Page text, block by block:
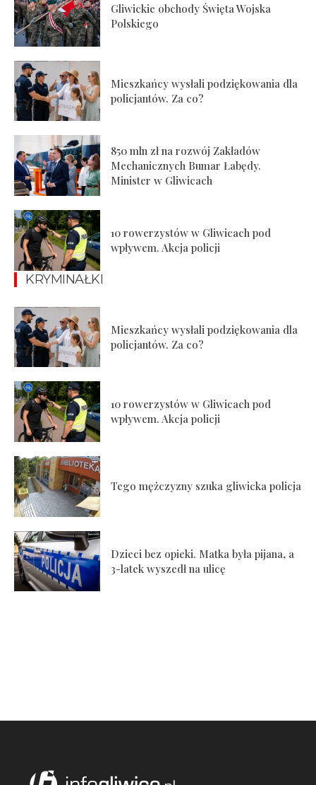
Gliwickie obchody Święta Wojska
Polskiego
Mieszkańcy wysłali podziękowania dla
policjantów. Za co?
850 mln zł na rozwój Zakładów
Mechanicznych Bumar Łabędy.
Minister w Gliwicach
10 rowerzystów w Gliwicach pod
wpływem. Akcja policji
KRYMINAŁKI
Mieszkańcy wysłali podziękowania dla
policjantów. Za co?
10 rowerzystów w Gliwicach pod
wpływem. Akcja policji
Tego mężczyzny szuka gliwicka policja
Dzieci bez opieki. Matka była pijana, a
3-latek wyszedł na ulicę